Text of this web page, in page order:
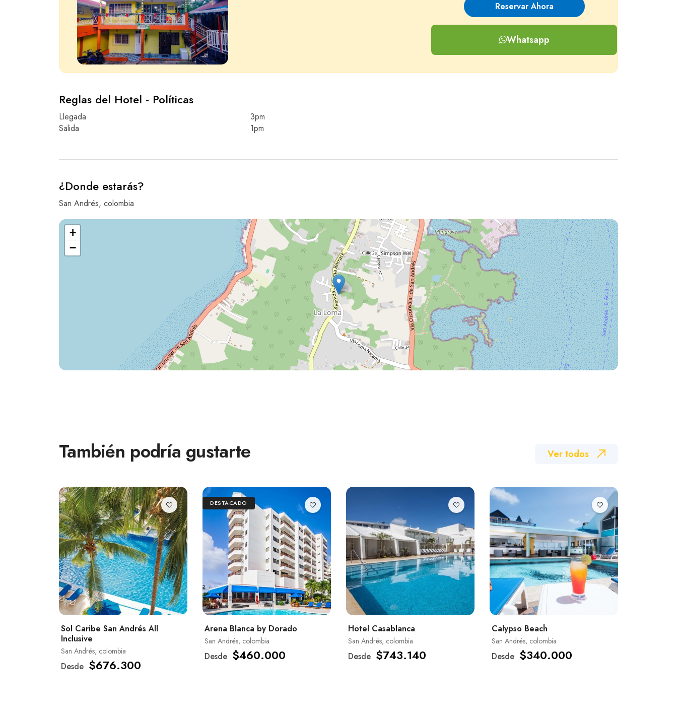
Reservar Ahora
Whatsapp
Reglas del Hotel - Políticas
Llegada
3pm
Salida
1pm
¿Donde estarás?
San Andrés, colombia
+
−
También podría gustarte Ver todos
Sol Caribe San Andrés All
Inclusive
San Andrés, colombia
Desde $676.300
DESTACADO
Arena Blanca by Dorado
San Andrés, colombia
Desde $460.000
Hotel Casablanca
San Andrés, colombia
Desde $743.140
Calypso Beach
San Andrés, colombia
Desde $340.000